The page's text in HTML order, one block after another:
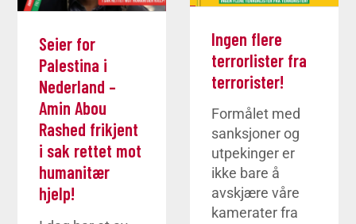
Seier for
Palestina i
Nederland –
Amin Abou
Rashed frikjent
i sak rettet mot
humanitær
hjelp!
Ingen flere
terrorlister fra
terrorister!
Formålet med
sanksjoner og
utpekinger er
ikke bare å
avskjære våre
kamerater fra